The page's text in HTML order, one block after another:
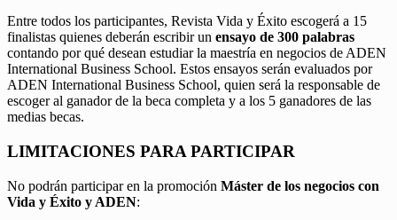
Entre todos los participantes, Revista Vida y Éxito escogerá a 15
finalistas quienes deberán escribir un ensayo de 300 palabras
contando por qué desean estudiar la maestría en negocios de ADEN
International Business School. Estos ensayos serán evaluados por
ADEN International Business School, quien será la responsable de
escoger al ganador de la beca completa y a los 5 ganadores de las
medias becas.
LIMITACIONES PARA PARTICIPAR
No podrán participar en la promoción Máster de los negocios con
Vida y Éxito y ADEN: